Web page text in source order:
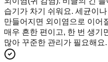
습기가 차기 쉬워요. 세균이
만들어지면 외이염으로 이어
매우 흔한 편이고, 한 번 생기
많아 꾸준한 관리가 필요해요.